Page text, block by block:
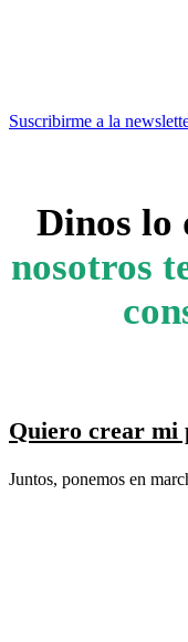
Suscribirme a la
Dinos lo
nosotros
Quiero crear mi
Juntos, ponemos en